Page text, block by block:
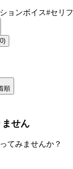
ョンボイス#セリフ
0)
順
ません
てみませんか？